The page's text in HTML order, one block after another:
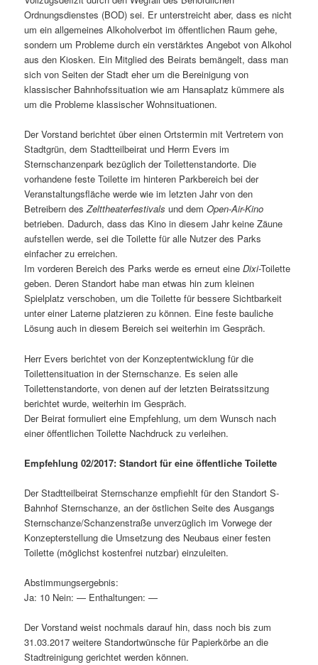
Ordnungsdienstes (BOD) sei. Er unterstreicht aber, dass es nicht
um ein allgemeines Alkoholverbot im öffentlichen Raum gehe,
sondern um Probleme durch ein verstärktes Angebot von Alkohol
aus den Kiosken. Ein Mitglied des Beirats bemängelt, dass man
sich von Seiten der Stadt eher um die Bereinigung von
klassischer Bahnhofssituation wie am Hansaplatz kümmere als
um die Probleme klassischer Wohnsituationen.
Der Vorstand berichtet über einen Ortstermin mit Vertretern von
Stadtgrün, dem Stadtteilbeirat und Herrn Evers im
Sternschanzenpark bezüglich der Toilettenstandorte. Die
vorhandene feste Toilette im hinteren Parkbereich bei der
Veranstaltungsfläche werde wie im letzten Jahr von den
Betreibern desZelttheaterfestivals und demOpen-Air-Kino
betrieben. Dadurch, dass das Kino in diesem Jahr keine Zäune
aufstellen werde, sei die Toilette für alle Nutzer des Parks
einfacher zu erreichen.
Im vorderen Bereich des Parks werde es erneut eineDixi-Toilette
geben. Deren Standort habe man etwas hin zum kleinen
Spielplatz verschoben, um die Toilette für bessere Sichtbarkeit
unter einer Laterne platzieren zu können. Eine feste bauliche
Lösung auch in diesem Bereich sei weiterhin im Gespräch.
Herr Evers berichtet von der Konzeptentwicklung für die
Toilettensituation in der Sternschanze. Es seien alle
Toilettenstandorte, von denen auf der letzten Beiratssitzung
berichtet wurde, weiterhin im Gespräch.
Der Beirat formuliert eine Empfehlung, um dem Wunsch nach
einer öffentlichen Toilette Nachdruck zu verleihen.
Empfehlung 02/2017: Standort für eine öffentliche Toilette
Der Stadtteilbeirat Sternschanze empfiehlt für den Standort S-
Bahnhof Sternschanze, an der östlichen Seite des Ausgangs
Sternschanze/Schanzenstraße unverzüglich im Vorwege der
Konzepterstellung die Umsetzung des Neubaus einer festen
Toilette (möglichst kostenfrei nutzbar) einzuleiten.
Abstimmungsergebnis:
Ja: 10 Nein: — Enthaltungen: —
Der Vorstand weist nochmals darauf hin, dass noch bis zum
31.03.2017 weitere Standortwünsche für Papierkörbe an die
Stadtreinigung gerichtet werden können.